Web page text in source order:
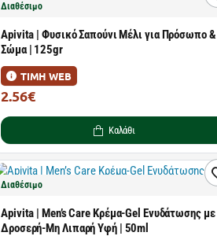
Διαθέσιμο
Apivita | Φυσικό Σαπούνι Μέλι για Πρόσωπο &
Σώμα | 125gr
ΤΙΜΗ WEB
2.56€
Καλάθι
Διαθέσιμο
Apivita | Men’s Care Κρέμα-Gel Ενυδάτωσης με
Δροσερή-Μη Λιπαρή Υφή | 50ml